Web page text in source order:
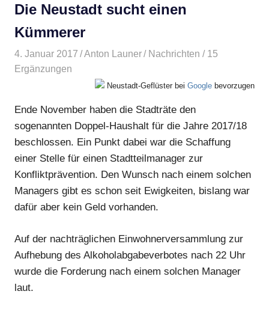
Die Neustadt sucht einen
Kümmerer
4. Januar 2017 Anton Launer Nachrichten / 15
Ergänzungen
Neustadt-Geflüster bei Google bevorzugen
Ende November haben die Stadträte den
sogenannten Doppel-Haushalt für die Jahre 2017/18
beschlossen. Ein Punkt dabei war die Schaffung
einer Stelle für einen Stadtteilmanager zur
Konfliktprävention. Den Wunsch nach einem solchen
Managers gibt es schon seit Ewigkeiten, bislang war
dafür aber kein Geld vorhanden.
Auf der nachträglichen Einwohnerversammlung zur
Aufhebung des Alkohol­abgabeverbotes nach 22 Uhr
wurde die Forderung nach einem solchen Manager
laut.